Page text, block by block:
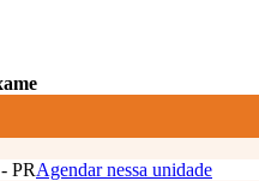
PRAgendar nessa unidade